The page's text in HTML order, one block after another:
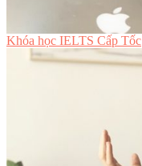
Khóa học IELTS Cấp Tốc